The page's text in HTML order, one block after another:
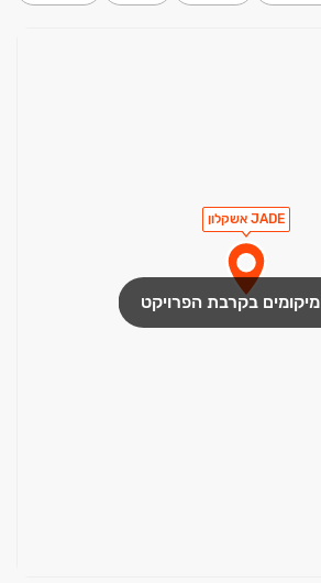
JADE אשקלון
מיקומים בקרבת הפרויקט